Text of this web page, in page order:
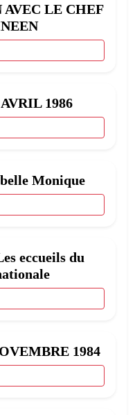
LE CHEF
1986
Monique
eccueils du
1984